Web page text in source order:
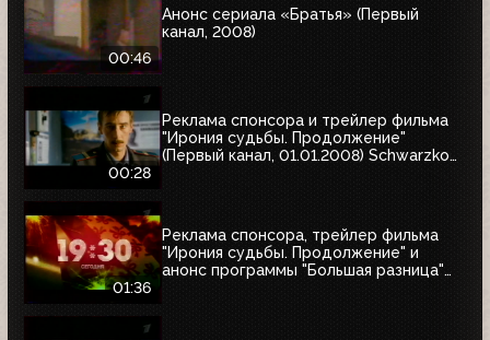
00:46
Анонс сериала «Братья» (Первый
канал, 2008)
00:28
Реклама спонсора и трейлер фильма
"Ирония судьбы. Продолжение"
(Первый канал, 01.01.2008) Schwarzkopf
01:36
Реклама спонсора, трейлер фильма
"Ирония судьбы. Продолжение" и
анонс программы "Большая разница"